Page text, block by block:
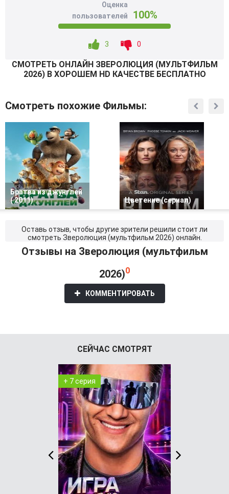
Оценка
пользователей
100%
3 0
СМОТРEТЬ ОНЛАЙН ЗВЕРОЛЮЦИЯ (МУЛЬТФИЛЬМ
2026) В ХОРОШЕМ HD КАЧЕСТВЕ БЕСПЛАТНО
Смотреть похожие Фильмы:
Братва из джунглей
( 2011)
Цветение (сериал)
Оставь отзыв, чтобы другие зрители решили стоит ли
смотреть Зверолюция (мультфильм 2026) онлайн.
Отзывы на Зверолюция (мультфильм
2026)0
КОММЕНТИРОВАТЬ
СЕЙЧАС СМОТРЯТ
+ 7 серия